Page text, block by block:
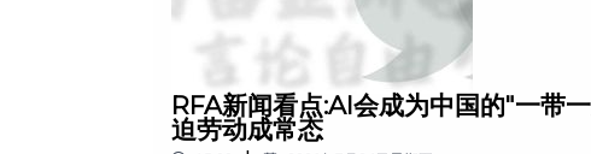
RFA新闻看点:AI会成为中国的"一带
迫劳动成常态